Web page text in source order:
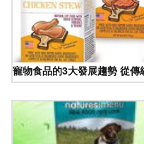
寵物食品的3大發展趨勢 從